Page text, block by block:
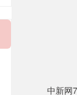
中新网7